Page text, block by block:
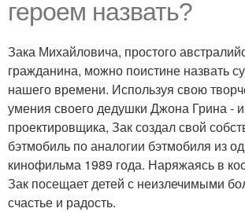
героем назвать?
Зака Михайловича, простого
гражданина, можно поистине назвать
нашего времени. Используя свою
умения своего дедушки Джона Грина -
проектировщика, Зак создал свой
бэтмобиль по аналогии бэтмобиля из
кинофильма 1989 года. Наряжаясь в
Зак посещает детей с неизлечимыми
счастье и радость.